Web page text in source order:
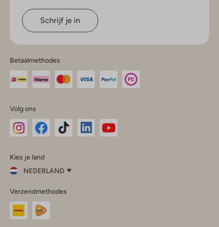
Schrijf je in
Betaalmethodes
Volg ons
InstagramFacebook
Kies je land
NEDERLAND
je
land
Nederland
Verzendmethodes